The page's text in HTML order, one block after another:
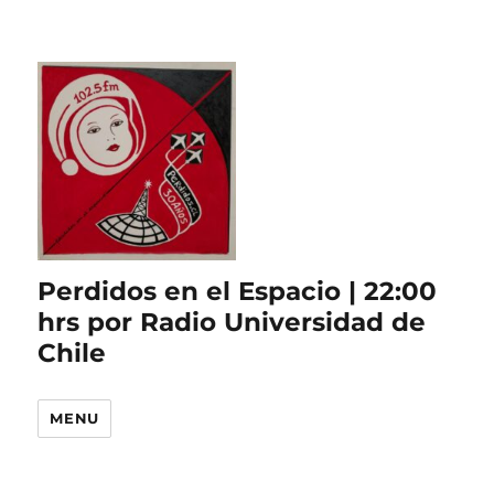
Perdidos en el Espacio | 22:00
hrs por Radio Universidad de
Chile
MENU